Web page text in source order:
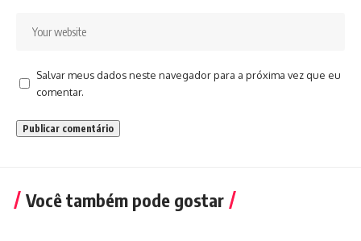
Salvar meus dados neste navegador para a próxima vez que eu
comentar.
Você também pode gostar